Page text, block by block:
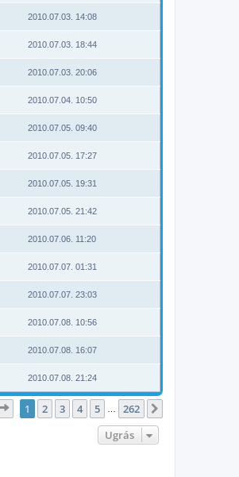
2010.07.03. 14:08
2010.07.03. 18:44
2010.07.03. 20:06
2010.07.04. 10:50
2010.07.05. 09:40
2010.07.05. 17:27
2010.07.05. 19:31
2010.07.05. 21:42
2010.07.06. 11:20
2010.07.07. 01:31
2010.07.07. 23:03
2010.07.08. 10:56
2010.07.08. 16:07
2010.07.08. 21:24
Oldal: 1 262
1 2 3 4 5 262
Ugrás